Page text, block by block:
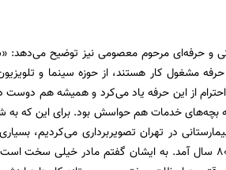
و حرفه‌ای مرحوم معصومی نیز توضیح می‌دهد:
حرفه مشغول کار هستند، از حوزه سینما و
از این حرفه یاد می‌کرد و همیشه هم
خدمات هم حواسش بود. برای این که به
در تهران تصویربرداری می‌کردیم،
معصومی بزرگوارمان با سن نزدیک به 80 سال آمد. به ایشان